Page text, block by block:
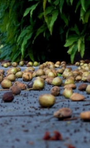
yere
ortaya çıktı.
devlet malı
dolarına
açıkladı.